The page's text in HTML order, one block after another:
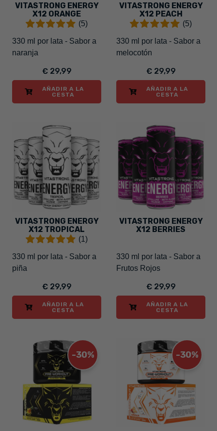
VITASTRONG ENERGY
X12 ORANGE
(5)
330 ml por lata - Sabor a
naranja
€ 29,99
AÑADIR A LA
CESTA
VITASTRONG ENERGY
X12 PEACH
(5)
330 ml por lata - Sabor a
melocotón
€ 29,99
AÑADIR A LA
CESTA
VITASTRONG ENERGY
X12 TROPICAL
(1)
330 ml por lata - Sabor a
piña
€ 29,99
AÑADIR A LA
CESTA
VITASTRONG ENERGY
X12 BERRIES
330 ml por lata - Sabor a
Frutos Rojos
€ 29,99
AÑADIR A LA
CESTA
-30% -30%